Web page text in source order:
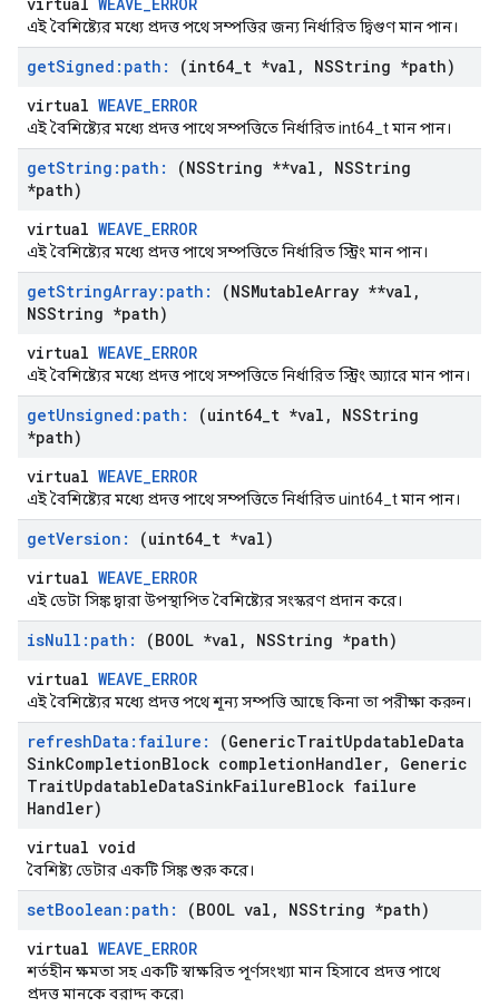
এই বৈশিষ্ট্যের মধ্যে প্রদত্ত পথে সম্পত্তির জন্য নির্ধারিত দ্বিগুণ মান পান।
getSigned:path: (int64 t *val ,
NSString *path)
virtual WEAVE_ERROR
এই বৈশিষ্ট্যের মধ্যে প্রদত্ত পাথে সম্পত্তিতে নির্ধারিত int64_t মান পান।
getString:path: (NSString **val ,
NSString
*path)
virtual WEAVE_ERROR
এই বৈশিষ্ট্যের মধ্যে প্রদত্ত পাথে সম্পত্তিতে নির্ধারিত স্ট্রিং মান পান।
getStringArray:path: (NSMutableArray **val ,
NSString *path)
virtual WEAVE_ERROR
এই বৈশিষ্ট্যের মধ্যে প্রদত্ত পাথে সম্পত্তিতে নির্ধারিত স্ট্রিং অ্যারে মান পান।
getUnsigned:path: (uint64 t *val ,
NSString
*path)
virtual WEAVE_ERROR
এই বৈশিষ্ট্যের মধ্যে প্রদত্ত পাথে সম্পত্তিতে নির্ধারিত uint64_t মান পান।
getVersion: (uint64 t *val)
virtual WEAVE_ERROR
এই ডেটা সিঙ্ক দ্বারা উপস্থাপিত বৈশিষ্ট্যের সংস্করণ প্রদান করে।
isNull:path: (BOOL *val ,
NSString *path)
virtual WEAVE_ERROR
এই বৈশিষ্ট্যের মধ্যে প্রদত্ত পথে শূন্য সম্পত্তি আছে কিনা তা পরীক্ষা করুন।
refreshData:failure: (GenericTraitUpdatableData
SinkCompletionBlock completionHandler,
Generic
TraitUpdatableDataSinkFailureBlock failure
Handler)
virtual void
বৈশিষ্ট্য ডেটার একটি সিঙ্ক শুরু করে।
setBoolean:path: (BOOL val ,
NSString *path)
virtual WEAVE_ERROR
শর্তহীন ক্ষমতা সহ একটি স্বাক্ষরিত পূর্ণসংখ্যা মান হিসাবে প্রদত্ত পাথে
প্রদত্ত মানকে বরাদ্দ করে৷